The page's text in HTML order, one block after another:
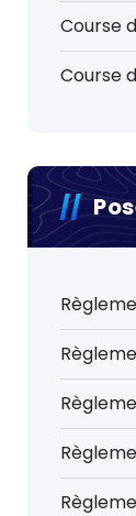
Course
Course